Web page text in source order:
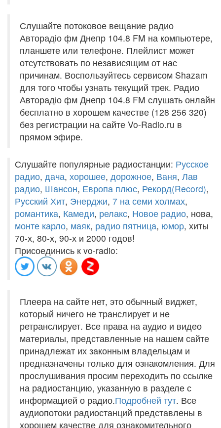
Слушайте потоковое вещание радио
Авторадіо фм Днепр 104.8 FM на компьютере,
планшете или телефоне. Плейлист может
отсутствовать по независящим от нас
причинам. Воспользуйтесь сервисом Shazam
для того чтобы узнать текущий трек. Радио
Авторадіо фм Днепр 104.8 FM слушать онлайн
бесплатно в хорошем качестве (128 256 320)
без регистрации на сайте Vo-Radio.ru в
прямом эфире.
Слушайте популярные радиостанции: Русское
радио, дача, хорошее, дорожное, Ваня, Лав
радио, Шансон, Европа плюс, Рекорд(Record),
Русский Хит, Энерджи, 7 на семи холмах,
романтика, Камеди, релакс, Новое радио, нова,
монте карло, маяк, радио пятница, юмор, хиты
70-х, 80-х, 90-х и 2000 годов!
Присоединись к vo-radio:
Плеера на сайте нет, это обычный виджет,
который ничего не транслирует и не
ретранслирует. Все права на аудио и видео
материалы, представленные на нашем сайте
принадлежат их законным владельцам и
предназначены только для ознакомления. Для
прослушивания просим переходить по ссылке
на радиостанцию, указанную в разделе с
информацией о радио.Подробней тут. Все
аудиопотоки радиостанций представлены в
хорошем качестве для ознакомительного